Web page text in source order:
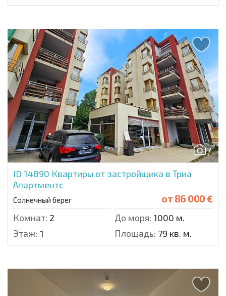
7
ID 14890 Квартиры от застройщика в Триа
Апартментс
Солнечный берег от 86 000 €
Комнат: 2 До моря: 1000 м.
Этаж: 1 Площадь: 79 кв. м.